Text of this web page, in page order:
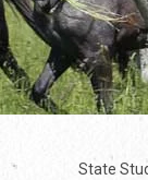
State